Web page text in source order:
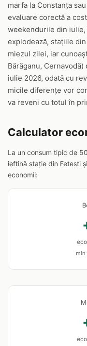
marfa la Constanța
evaluare corectă a
weekendurile din iulie,
explodează, stațiile
miezul zilei, iar
Bărăganu,
iulie 2026, odată cu
micile diferențe vor
va reveni cu totul în
Calculator
La un consum tipic de
ieftină stație din Fetesti
economii:
min